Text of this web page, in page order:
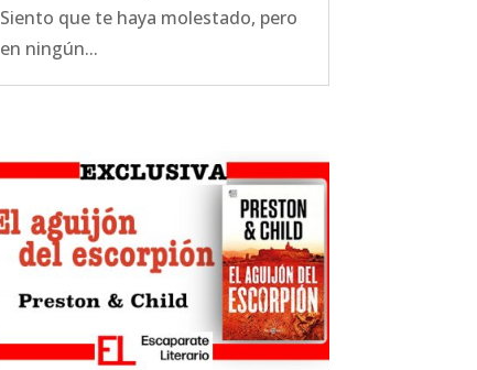
Siento que te haya molestado, pero
en ningún...